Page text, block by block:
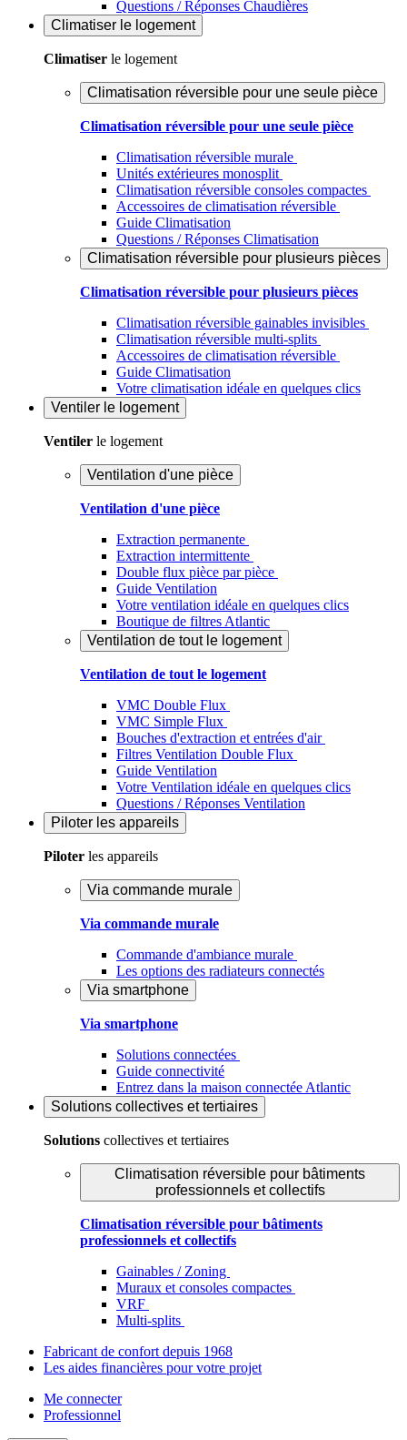
Questions / Réponses Chaudières
Climatiser le logement
Climatiser le logement
Climatisation réversible pour une seule pièce
Climatisation réversible pour une seule pièce
Climatisation réversible murale
Unités extérieures monosplit
Climatisation réversible consoles compactes
Accessoires de climatisation réversible
Guide Climatisation
Questions / Réponses Climatisation
Climatisation réversible pour plusieurs pièces
Climatisation réversible pour plusieurs pièces
Climatisation réversible gainables invisibles
Climatisation réversible multi-splits
Accessoires de climatisation réversible
Guide Climatisation
Votre climatisation idéale en quelques clics
Ventiler le logement
Ventiler le logement
Ventilation d'une pièce
Ventilation d'une pièce
Extraction permanente
Extraction intermittente
Double flux pièce par pièce
Guide Ventilation
Votre ventilation idéale en quelques clics
Boutique de filtres Atlantic
Ventilation de tout le logement
Ventilation de tout le logement
VMC Double Flux
VMC Simple Flux
Bouches d'extraction et entrées d'air
Filtres Ventilation Double Flux
Guide Ventilation
Votre Ventilation idéale en quelques clics
Questions / Réponses Ventilation
Piloter les appareils
Piloter les appareils
Via commande murale
Via commande murale
Commande d'ambiance murale
Les options des radiateurs connectés
Via smartphone
Via smartphone
Solutions connectées
Guide connectivité
Entrez dans la maison connectée Atlantic
Solutions collectives et tertiaires
Solutions collectives et tertiaires
Climatisation réversible pour bâtiments
professionnels et collectifs
Climatisation réversible pour bâtiments
professionnels et collectifs
Gainables / Zoning
Muraux et consoles compactes
VRF
Multi-splits
Fabricant de confort depuis 1968
Les aides financières pour votre projet
Me connecter
Professionnel